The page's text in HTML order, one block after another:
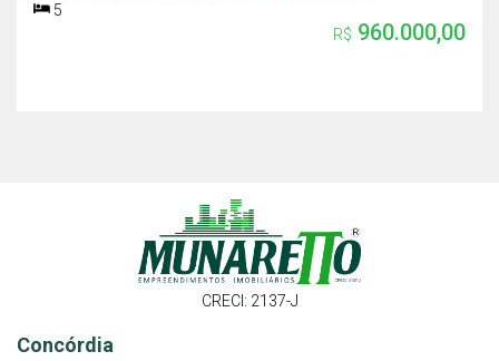
5
R$ 960.000,00
CRECI: 2137-J
Concórdia